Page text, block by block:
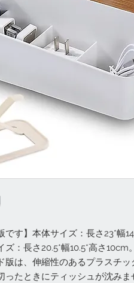
です】本体サイズ：長さ23*幅
ズ：長さ20.5*幅10.5*高さ10cm
版は、伸縮性のあるプラスチッ
ったときにティッシュが沈みま